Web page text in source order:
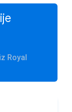
Royal